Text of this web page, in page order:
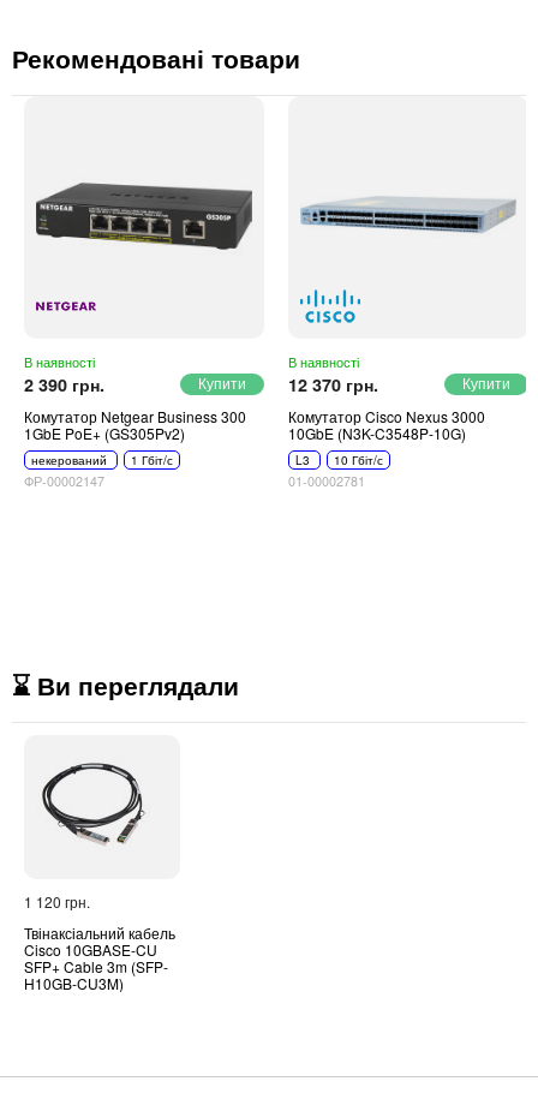
Рекомендовані товари
В наявності
2 390 грн.
Комутатор Netgear Business 300
1GbE PoE+ (GS305Pv2)
некерований 1 Гбіт/с
ФР-00002147
В наявності
12 370 грн.
Комутатор Cisco Nexus 3000
10GbE (N3K-C3548P-10G)
L3 10 Гбіт/с
01-00002781
⌛ Ви переглядали
1 120 грн.
Твінаксіальний кабель
Cisco 10GBASE-CU
SFP+ Cable 3m (SFP-
H10GB-CU3M)